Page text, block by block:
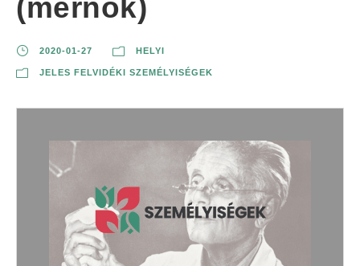
(mérnök)
2020-01-27 HELYI
JELES FELVIDÉKI SZEMÉLYISÉGEK